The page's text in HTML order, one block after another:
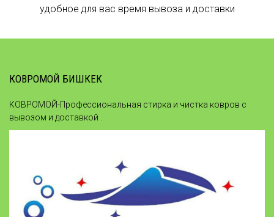
удобное для вас время вывоза и доставки
КОВРОМОЙ БИШКЕК
КОВРОМОЙ-Профессиональная стирка и чистка ковров с
вывозом и доставкой .